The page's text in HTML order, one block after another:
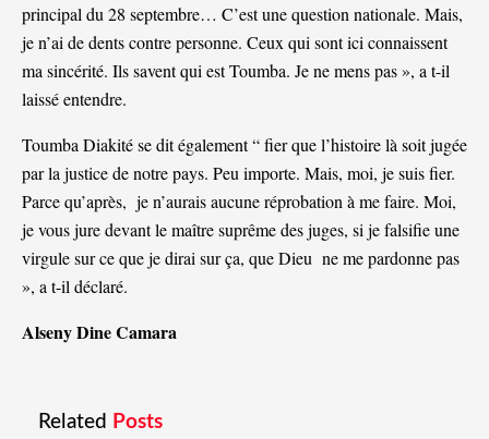
principal du 28 septembre… C’est une question nationale. Mais,
je n’ai de dents contre personne. Ceux qui sont ici connaissent
ma sincérité. Ils savent qui est Toumba. Je ne mens pas », a t-il
laissé entendre.
Toumba Diakité se dit également “ fier que l’histoire là soit jugée
par la justice de notre pays. Peu importe. Mais, moi, je suis fier.
Parce qu’après, je n’aurais aucune réprobation à me faire. Moi,
je vous jure devant le maître suprême des juges, si je falsifie une
virgule sur ce que je dirai sur ça, que Dieu ne me pardonne pas
», a t-il déclaré.
Alseny Dine Camara
Related Posts